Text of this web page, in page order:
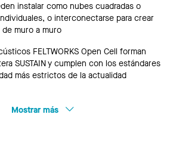
instalar como nubes cuadradas o
o interconectarse para crear
muro a muro
FELTWORKS Open Cell forman
SUSTAIN y cumplen con los estándares
más estrictos de la actualidad
Mostrar más